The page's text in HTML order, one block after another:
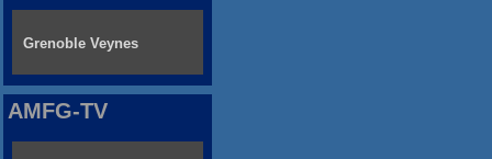
Grenoble Veynes
AMFG-TV